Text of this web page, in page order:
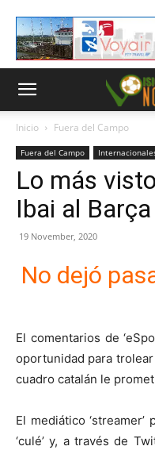
Inicio Fuera del Campo
Fuera del Campo
Lo más
Ibai al Barça
19 November, 2020
No dejó
El comentarios de
oportunidad para trolear
cuadro catalán le
El mediático
‘culé’ y, a través de